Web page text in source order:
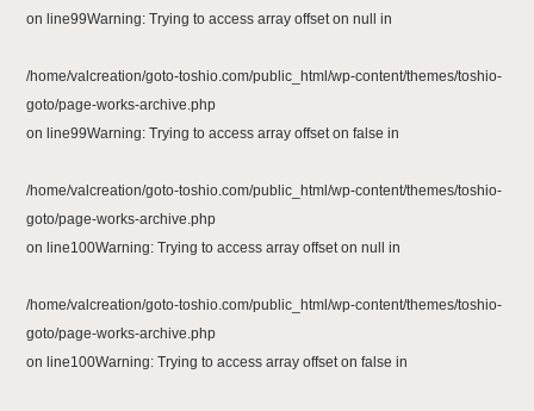
on line99Warning: Trying to access array offset on null in
/home/valcreation/goto-toshio.com/public_html/wp-content/themes/toshio-
goto/page-works-archive.php
on line99Warning: Trying to access array offset on false in
/home/valcreation/goto-toshio.com/public_html/wp-content/themes/toshio-
goto/page-works-archive.php
on line100Warning: Trying to access array offset on null in
/home/valcreation/goto-toshio.com/public_html/wp-content/themes/toshio-
goto/page-works-archive.php
on line100Warning: Trying to access array offset on false in